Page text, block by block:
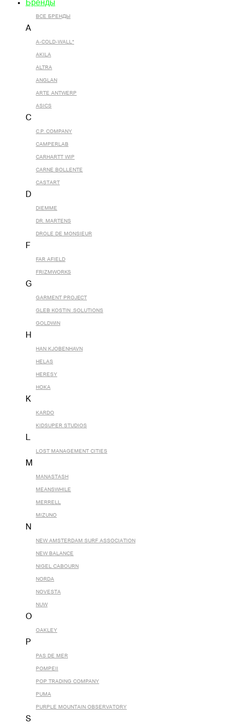
Бренды
ВСЕ БРЕНДЫ
A
A-COLD-WALL*
AKILA
ALTRA
ANGLAN
ARTE ANTWERP
ASICS
C
C.P. COMPANY
CAMPERLAB
CARHARTT WIP
CARNE BOLLENTE
CASTART
D
DIEMME
DR. MARTENS
DROLE DE MONSIEUR
F
FAR AFIELD
FRIZMWORKS
G
GARMENT PROJECT
GLEB KOSTIN .SOLUTIONS
GOLDWIN
H
HAN KJOBENHAVN
HELAS
HERESY
HOKA
K
KARDO
KIDSUPER STUDIOS
L
LOST MANAGEMENT CITIES
M
MANASTASH
MEANSWHILE
MERRELL
MIZUNO
N
NEW AMSTERDAM SURF ASSOCIATION
NEW BALANCE
NIGEL CABOURN
NORDA
NOVESTA
NUW
O
OAKLEY
P
PAS DE MER
POMPEII
POP TRADING COMPANY
PUMA
PURPLE MOUNTAIN OBSERVATORY
S